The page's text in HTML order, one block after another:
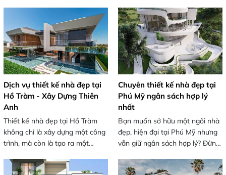
trọng và bắt buộc. Giấy phép
xây dựng không chỉ giúp công
trình của bạn hợp pháp, an toàn
và tuân thủ quy chuẩn kỹ thuật
mà còn là điều kiện để hoàn
công, đăng ký quyền sở hữu và
tránh các rủi ro pháp lý như xử
phạt hay cưỡng chế tháo dỡ.
pháp thiết kế và thi công trọn
gói, từ khâu lên ý tưởng đến bàn
giao công trình. Với kinh nghiệm
trong nhiều năm, đội ngũ kiến
trúc sư và kỹ sư của chúng tôi
sẽ mang đến cho bạn những
ngôi nhà đẹp, sang trọng và tiện
nghi, giúp bạn hiện thực hóa
giấc mơ về tổ ấm lý tưởng.
Dịch vụ thiết kế nhà đẹp tại
Hồ Tràm - Xây Dựng Thiên
Anh
Thiết kế nhà đẹp tại Hồ Tràm
không chỉ là xây dựng một công
trình, mà còn là tạo ra một
gũi thiên nhiên. Với dịch vụ của
Chuyên thiết kế nhà đẹp tại
Phú Mỹ ngân sách hợp lý
nhất
Bạn muốn sở hữu một ngôi nhà
đẹp, hiện đại tại Phú Mỹ nhưng
vẫn giữ ngân sách hợp lý? Đừng
Phú Mỹ của chúng tôi sẽ mang